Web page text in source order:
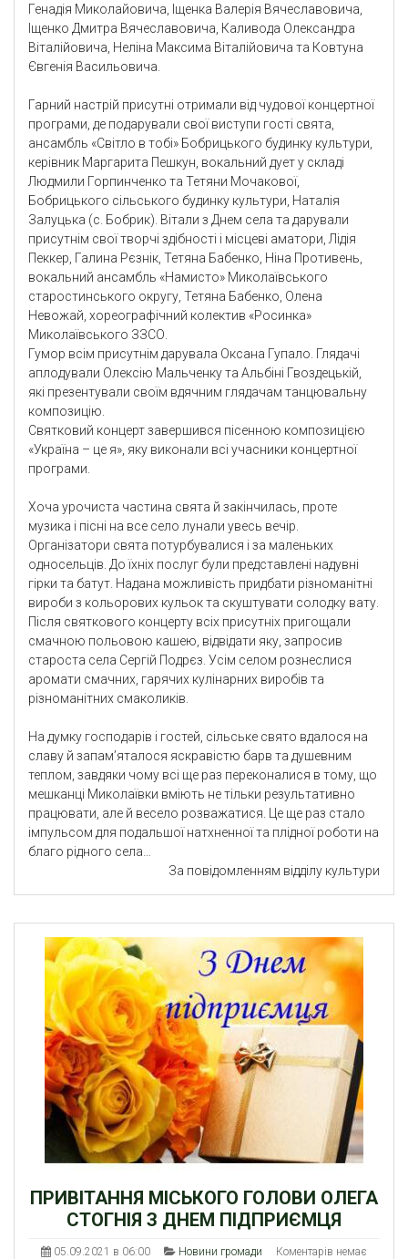
Генадія Миколайовича, Іщенка Валерія Вячеславовича,
Іщенко Дмитра Вячеславовича, Каливода Олександра
Віталійовича, Неліна Максима Віталійовича та Ковтуна
Євгенія Васильовича.
Гарний настрій присутні отримали від чудової концертної
програми, де подарували свої виступи гості свята,
ансамбль «Світло в тобі» Бобрицького будинку культури,
керівник Маргарита Пешкун, вокальний дует у складі
Людмили Горпинченко та Тетяни Мочакової,
Бобрицького сільського будинку культури, Наталія
Залуцька (с. Бобрик). Вітали з Днем села та дарували
присутнім свої творчі здібності і місцеві аматори, Лідія
Пеккер, Галина Рєзнік, Тетяна Бабенко, Ніна Противень,
вокальний ансамбль «Намисто» Миколаївського
старостинського округу, Тетяна Бабенко, Олена
Невожай, хореографічний колектив «Росинка»
Миколаївського ЗЗСО.
Гумор всім присутнім дарувала Оксана Гупало. Глядачі
аплодували Олексію Мальченку та Альбіні Гвоздецькій,
які презентували своїм вдячним глядачам танцювальну
композицію.
Святковий концерт завершився пісенною композицією
«Україна – це я», яку виконали всі учасники концертної
програми.
Хоча урочиста частина свята й закінчилась, проте
музика і пісні на все село лунали увесь вечір.
Організатори свята потурбувалися і за маленьких
односельців. До їхніх послуг були представлені надувні
гірки та батут. Надана можливість придбати різноманітні
вироби з кольорових кульок та скуштувати солодку вату.
Після святкового концерту всіх присутніх пригощали
смачною польовою кашею, відвідати яку, запросив
староста села Сергій Подрєз. Усім селом рознеслися
аромати смачних, гарячих кулінарних виробів та
різноманітних смаколиків.
На думку господарів і гостей, сільське свято вдалося на
славу й запам’яталося яскравістю барв та душевним
теплом, завдяки чому всі ще раз переконалися в тому, що
мешканці Миколаївки вміють не тільки результативно
працювати, але й весело розважатися. Це ще раз стало
імпульсом для подальшої натхненної та плідної роботи на
благо рідного села…
За повідомленням відділу культури
ПРИВІТАННЯ МІСЬКОГО ГОЛОВИ ОЛЕГА
СТОГНІЯ З ДНЕМ ПІДПРИЄМЦЯ
05.09.2021 в 06:00 Новини громади Коментарів немає